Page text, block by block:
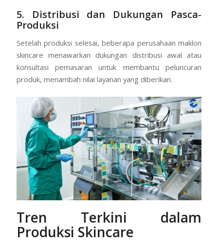
5. Distribusi dan Dukungan Pasca-
Produksi
Setelah produksi selesai, beberapa perusahaan maklon
skincare menawarkan dukungan distribusi awal atau
konsultasi pemasaran untuk membantu peluncuran
produk, menambah nilai layanan yang diberikan.
Tren Terkini dalam
Produksi Skincare